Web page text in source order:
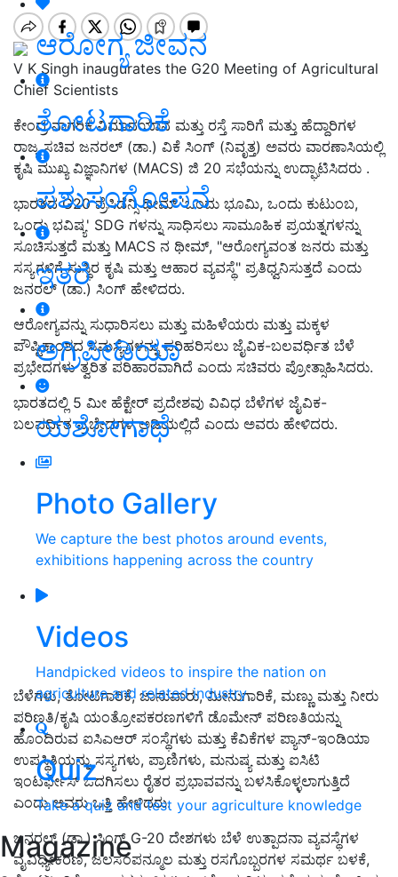
ಆರೋಗ್ಯ ಜೀವನ
ತೋಟಗಾರಿಕೆ
ಪಶುಸಂಗೋಪನೆ
ಇತರೆ
ಅಗ್ರಿಪೀಡಿಯಾ
ಯಶೋಗಾಥೆ
Photo Gallery
We capture the best photos around events,
exhibitions happening across the country
Videos
Handpicked videos to inspire the nation on
agriculture and related industry
Quiz
Take a quiz and test your agriculture knowledge
Magazine
V K Singh inaugurates the G20 Meeting of Agricultural
Chief Scientists
ಕೇಂದ್ರ ನಾಗರಿಕ ವಿಮಾನಯಾನ ಮತ್ತು ರಸ್ತೆ ಸಾರಿಗೆ ಮತ್ತು ಹೆದ್ದಾರಿಗಳ
ರಾಜ್ಯ ಸಚಿವ ಜನರಲ್ (ಡಾ.) ವಿಕೆ ಸಿಂಗ್ (ನಿವೃತ್ತ) ಅವರು ವಾರಣಾಸಿಯಲ್ಲಿ
ಕೃಷಿ ಮುಖ್ಯ ವಿಜ್ಞಾನಿಗಳ (MACS) ಜಿ 20 ಸಭೆಯನ್ನು ಉದ್ಘಾಟಿಸಿದರು .
ಭಾರತದ G20 ಪ್ರೆಸಿಡೆನ್ಸಿ ಥೀಮ್ 'ಒಂದು ಭೂಮಿ, ಒಂದು ಕುಟುಂಬ,
ಒಂದು ಭವಿಷ್ಯ' SDG ಗಳನ್ನು ಸಾಧಿಸಲು ಸಾಮೂಹಿಕ ಪ್ರಯತ್ನಗಳನ್ನು
ಸೂಚಿಸುತ್ತದೆ ಮತ್ತು MACS ನ ಥೀಮ್, "ಆರೋಗ್ಯವಂತ ಜನರು ಮತ್ತು
ಸಸ್ಯಗಳಿಗೆ ಸುಸ್ಥಿರ ಕೃಷಿ ಮತ್ತು ಆಹಾರ ವ್ಯವಸ್ಥೆ" ಪ್ರತಿಧ್ವನಿಸುತ್ತದೆ ಎಂದು
ಜನರಲ್ (ಡಾ.) ಸಿಂಗ್ ಹೇಳಿದರು.
ಆರೋಗ್ಯವನ್ನು ಸುಧಾರಿಸಲು ಮತ್ತು ಮಹಿಳೆಯರು ಮತ್ತು ಮಕ್ಕಳ
ಪೌಷ್ಟಿಕಾಂಶದ ಸಮಸ್ಯೆಗಳನ್ನು ಪರಿಹರಿಸಲು ಜೈವಿಕ-ಬಲವರ್ಧಿತ ಬೆಳೆ
ಪ್ರಭೇದಗಳು ತ್ವರಿತ ಪರಿಹಾರವಾಗಿದೆ ಎಂದು ಸಚಿವರು ಪ್ರೋತ್ಸಾಹಿಸಿದರು.
ಭಾರತದಲ್ಲಿ 5 ಮೀ ಹೆಕ್ಟೇರ್ ಪ್ರದೇಶವು ವಿವಿಧ ಬೆಳೆಗಳ ಜೈವಿಕ-
ಬಲವರ್ಧಿತ ಪ್ರಭೇದಗಳ ಅಡಿಯಲ್ಲಿದೆ ಎಂದು ಅವರು ಹೇಳಿದರು.
ಬೆಳೆಗಳು, ತೋಟಗಾರಿಕೆ, ಜಾನುವಾರು, ಮೀನುಗಾರಿಕೆ, ಮಣ್ಣು ಮತ್ತು ನೀರು
ಪರಿಣತಿ/ಕೃಷಿ ಯಂತ್ರೋಪಕರಣಗಳಿಗೆ ಡೊಮೇನ್ ಪರಿಣತಿಯನ್ನು
ಹೊಂದಿರುವ ಐಸಿಎಆರ್ ಸಂಸ್ಥೆಗಳು ಮತ್ತು ಕೆವಿಕೆಗಳ ಪ್ಯಾನ್-ಇಂಡಿಯಾ
ಉಪಸ್ಥಿತಿಯನ್ನು ಸಸ್ಯಗಳು, ಪ್ರಾಣಿಗಳು, ಮನುಷ್ಯ ಮತ್ತು ಐಸಿಟಿ
ಇಂಟರ್ಫೇಸ್ ಒದಗಿಸಲು ರೈತರ ಪ್ರಭಾವವನ್ನು ಬಳಸಿಕೊಳ್ಳಲಾಗುತ್ತಿದೆ
ಎಂದು ಅವರು ಒತ್ತಿ ಹೇಳಿದರು.
ಜನರಲ್ (ಡಾ.) ಸಿಂಗ್ G-20 ದೇಶಗಳು ಬೆಳೆ ಉತ್ಪಾದನಾ ವ್ಯವಸ್ಥೆಗಳ
ವೈವಿಧ್ಯೀಕರಣ, ಜಲಸಂಪನ್ಮೂಲ ಮತ್ತು ರಸಗೊಬ್ಬರಗಳ ಸಮರ್ಥ ಬಳಕೆ,